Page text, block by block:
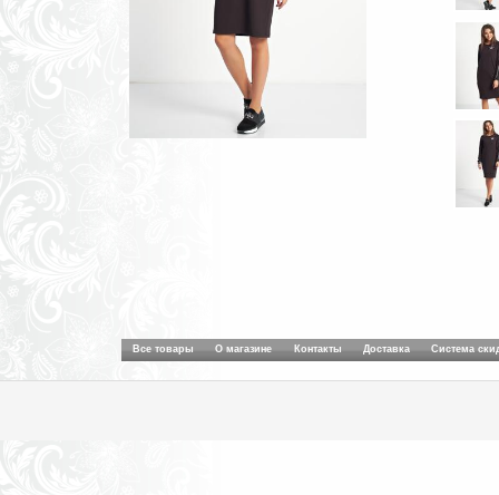
Все товары О магазине Контакты Доставка Система